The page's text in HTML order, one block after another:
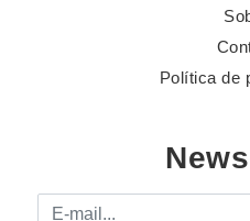
Política de
E-mail